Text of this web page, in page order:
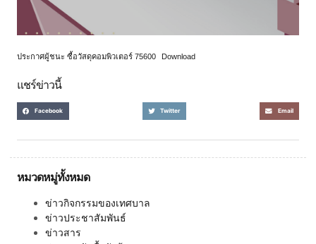
ประกาศผู้ชนะ ซื้อวัสดุคอมพิวเตอร์ 75600 Download
แชร์ข่าวนี้
Facebook Twitter Email
หมวดหมู่ทั้งหมด
ข่าวกิจกรรมของเทศบาล
ข่าวประชาสัมพันธ์
ข่าวสาร